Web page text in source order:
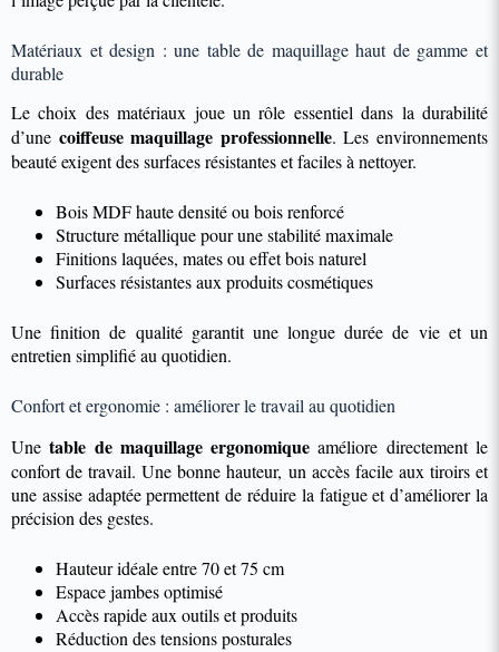
Matériaux et design : une table de maquillage haut de gamme et
durable
Le choix des matériaux joue un rôle essentiel dans la durabilité
d’une coiffeuse maquillage professionnelle. Les environnements
beauté exigent des surfaces résistantes et faciles à nettoyer.
Bois MDF haute densité ou bois renforcé
Structure métallique pour une stabilité maximale
Finitions laquées, mates ou effet bois naturel
Surfaces résistantes aux produits cosmétiques
Une finition de qualité garantit une longue durée de vie et un
entretien simplifié au quotidien.
Confort et ergonomie : améliorer le travail au quotidien
Unetable de maquillage ergonomique améliore directement le
confort de travail. Une bonne hauteur, un accès facile aux tiroirs et
une assise adaptée permettent de réduire la fatigue et d’améliorer la
précision des gestes.
Hauteur idéale entre 70 et 75 cm
Espace jambes optimisé
Accès rapide aux outils et produits
Réduction des tensions posturales